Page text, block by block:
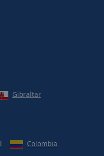
Gibraltar
Colombia